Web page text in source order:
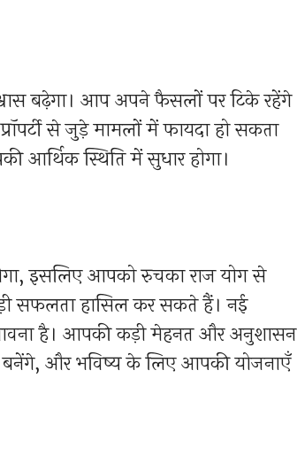
बढ़ेगा। आप अपने फैसलों पर टिके रहेंगे
से जुड़े मामलों में फायदा हो सकता
आर्थिक स्थिति में सुधार होगा।
इसलिए आपको रुचका राज योग से
सफलता हासिल कर सकते हैं। नई
है। आपकी कड़ी मेहनत और अनुशासन
और भविष्य के लिए आपकी योजनाएँ